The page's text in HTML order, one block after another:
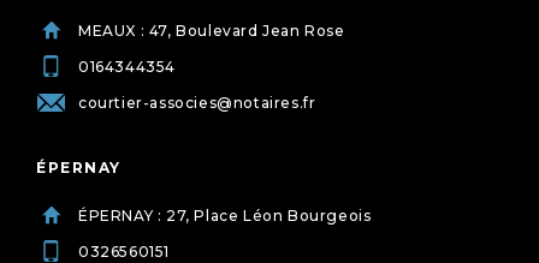
MEAUX : 47, Boulevard Jean Rose
0164344354
courtier-associes@notaires.fr
ÉPERNAY
ÉPERNAY : 27, Place Léon Bourgeois
0326560151